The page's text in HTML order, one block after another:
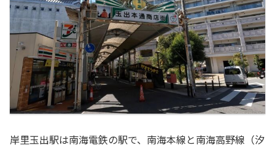
岸里玉出駅は南海電鉄の駅で、南海本線と南海高野線（汐